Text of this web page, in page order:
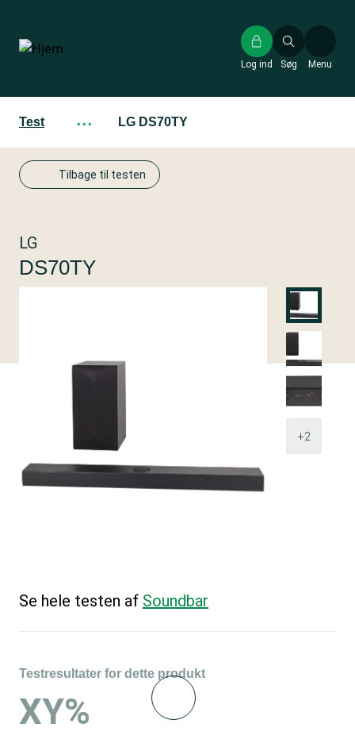
hovedindhold
Søg
Log ind Menu
Test ··· LG DS70TY
Tilbage til testen
+2
LG
DS70TY
Se hele testen af Soundbar
Testresultater for dette produkt
XY%